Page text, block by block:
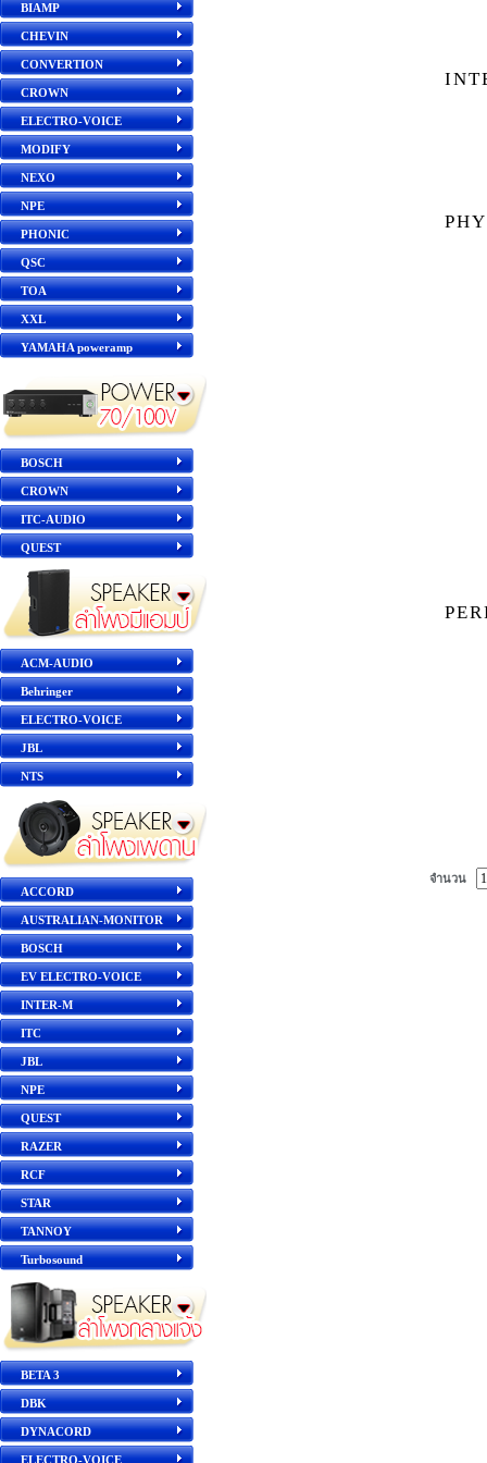
BIAMP
CHEVIN
CONVERTION
CROWN
ELECTRO-VOICE
MODIFY
NEXO
NPE
PHONIC
QSC
TOA
XXL
YAMAHA poweramp
BOSCH
CROWN
ITC-AUDIO
QUEST
ACM-AUDIO
Behringer
ELECTRO-VOICE
JBL
NTS
ACCORD
AUSTRALIAN-MONITOR
BOSCH
EV ELECTRO-VOICE
INTER-M
ITC
JBL
NPE
QUEST
RAZER
RCF
STAR
TANNOY
Turbosound
BETA 3
DBK
DYNACORD
ELECTRO-VOICE
จำนวน